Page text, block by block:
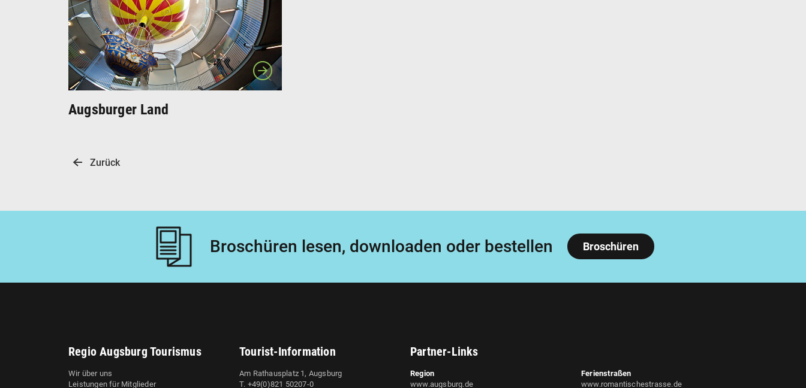
Augsburger Land
Zurück
Broschüren lesen, downloaden oder bestellen Broschüren
Regio Augsburg Tourismus
Wir über uns
Leistungen für Mitglieder
Tourist-Information
Am Rathausplatz 1, Augsburg
T. +49(0)821 50207-0
Partner-Links
Region
www.augsburg.de
Ferienstraßen
www.romantischestrasse.de